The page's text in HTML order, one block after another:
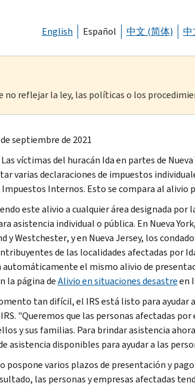
English Español 中文 (简体) 中
no reflejar la ley, las políticas o los
septiembre de 2021
víctimas del huracán Ida en partes de
varias declaraciones de impuestos
Impuestos Internos. Esto se compara al alivio
este alivio a cualquier área designada por
asistencia individual o pública. En Nueva
yWestchester, y en Nueva Jersey, los
de las localidades afectadas por
el mismo alivio de
la página deAlivio en situaciones desastreen
tan difícil, el IRS está listo para ayudar
"Queremos que las personas afectadas
y sus familias. Para brindar asistencia
asistencia disponibles para ayudar a las
pospone varios plazos de presentación y
las personas y empresas afectadas